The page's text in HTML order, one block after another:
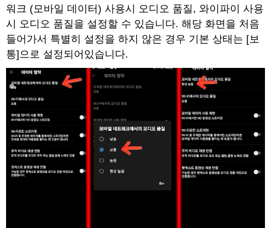
워크 (모바일 데이터) 사용시 오디오 품질, 와이파이 사용
시 오디오 품질을 설정할 수 있습니다. 해당 화면을 처음
들어가서 특별히 설정을 하지 않은 경우 기본 상태는 [보
통]으로 설정되어있습니다.